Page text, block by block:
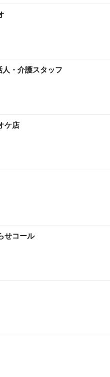
・介護スタッフ
ケ店
せコール